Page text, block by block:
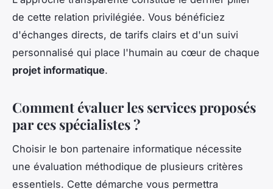
de cette relation privilégiée. Vous bénéficiez
d'échanges directs, de tarifs clairs et d'un suivi
personnalisé qui place l'humain au cœur de chaque
projet informatique.
Comment évaluer les services proposés
par ces spécialistes ?
Choisir le bon partenaire informatique nécessite
une évaluation méthodique de plusieurs critères
essentiels. Cette démarche vous permettra